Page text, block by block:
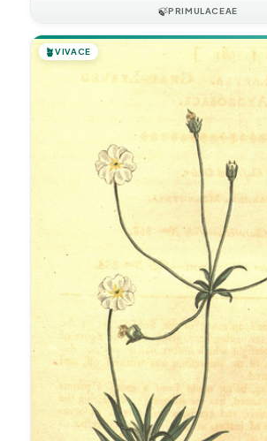
🍃PRIMULACEAE
🪴VIVACE